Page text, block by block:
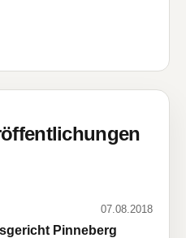
07.08.2018
Pinneberg